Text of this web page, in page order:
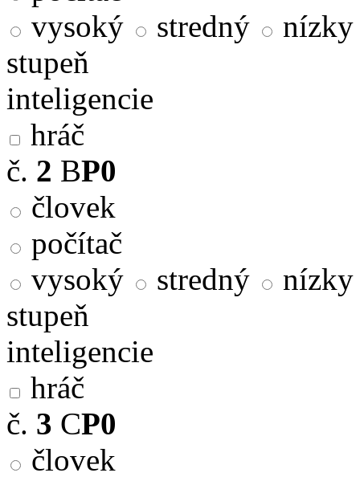
vysoký
stredný
nízky
stupeň
inteligencie
hráč
č. 2 BP0
človek
počítač
vysoký
stredný
nízky
stupeň
inteligencie
hráč
č. 3 CP0
človek